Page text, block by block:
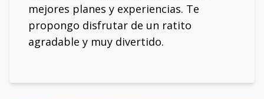
mejores planes y experiencias. Te
propongo disfrutar de un ratito
agradable y muy divertido.